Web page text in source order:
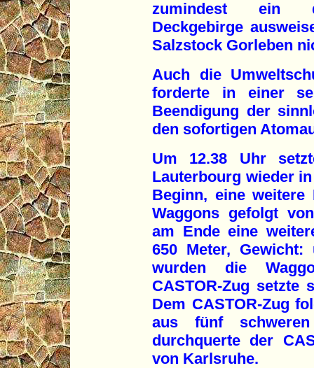
zumindest ein
Deckgebirge
Salzstock Gorleben
Auch die
forderte in einer
Beendigung der
den sofortigen
Um 12.38 Uhr
Lauterbourg wieder
Beginn, eine weitere
Waggons gefolgt
am Ende eine
650 Meter,
wurden die
CASTOR-Zug setzte
Dem CASTOR-Zug
aus fünf
durchquerte der
von Karlsruhe.